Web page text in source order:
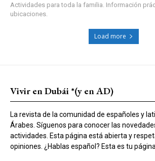
Actividades para toda la familia. Información
ubicaciones.
Load more
Vivir en Dubái *(y en AD)
La revista de la comunidad de españoles y
Árabes. Síguenos para conocer las
actividades. Esta página está abierta y
opiniones. ¿Hablas español? Esta es tu página.